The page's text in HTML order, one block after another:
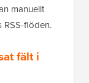
manuellt
RSS-flöden.
fält i